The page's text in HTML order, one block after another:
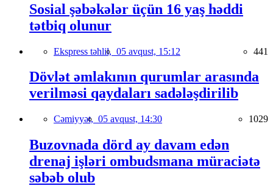
Sosial şəbəkələr üçün 16 yaş həddi
tətbiq olunur
Ekspress təhlil, 05 avqust, 15:12 441
Dövlət əmlakının qurumlar arasında
verilməsi qaydaları sadələşdirilib
Cəmiyyət, 05 avqust, 14:30 1029
Buzovnada dörd ay davam edən
drenaj işləri ombudsmana müraciətə
səbəb olub